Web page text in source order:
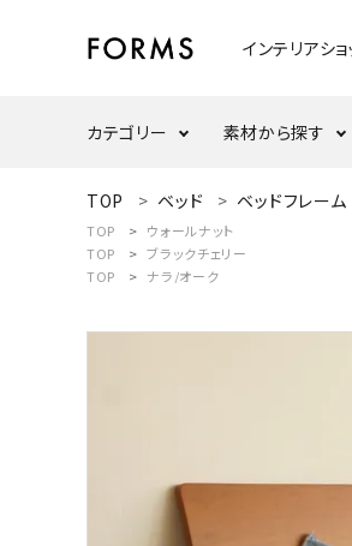
インテリアシ
カテゴリー
テーブル
素材から探す
ACCOUNT MENU
ようこそ ゲスト 様
person
TOP ベッド ベッドフレーム
TOP
ウォールナット
TOP
ブラックチェリー
TOP
ナラ/オーク